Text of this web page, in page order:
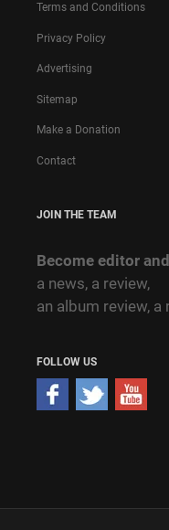
Terms and Conditions
Privacy Policy
Advertising
Sitemap
Make a Donation
Contact
JOIN THE TEAM
Become editor
a news, a review,
an album review,
FOLLOW US